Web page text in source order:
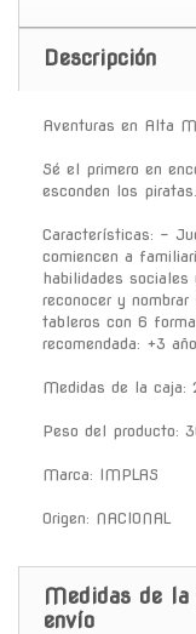
Descripción
Aventuras en Alta
Sé el primero en
esconden los piratas.
Características: -
comiencen a
habilidades
reconocer y
tableros con 6
recomendada: +3
Medidas de la
Peso del producto:
Marca: IMPLAS
Origen: NACIONAL
Medidas de la
envío